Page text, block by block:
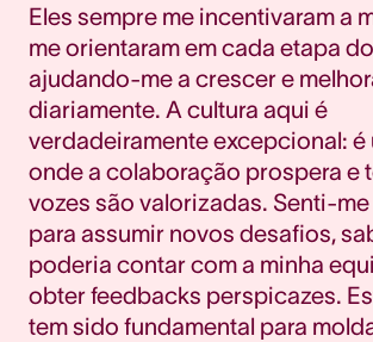
Eles sempre me incentivaram a
me orientaram em cada etapa
ajudando-me a crescer e
diariamente. A cultura aqui é
verdadeiramente excepcional: é
onde a colaboração prospera e
vozes são valorizadas. Senti-
para assumir novos desafios,
poderia contar com a minha
obter feedbacks perspicazes.
tem sido fundamental para